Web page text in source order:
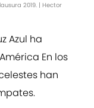
2019. | Hector
Azul ha
En los
han